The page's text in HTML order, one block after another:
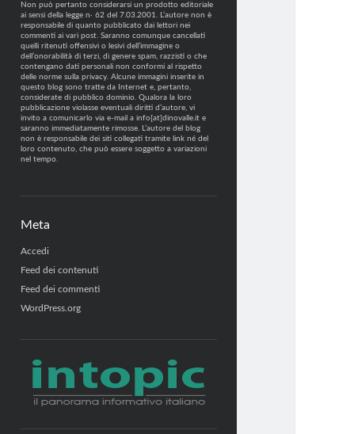
Non può pertanto considerarsi un prodotto editoriale
ai sensi della legge n· 62 del 7.03.2001. L’autore non è
responsabile di quanto pubblicato dai lettori nei
commenti ai vari post. Saranno comunque cancellati
quelli ritenuti offensivi o lesivi dell’immagine o
dell’onorabilità di terzi, di genere spam, razzisti o che
contengano dati personali non conformi al rispetto
delle norme sulla privacy. Alcune immagini inserite in
questo blog sono tratte da Internet e, pertanto,
considerate di pubblico dominio. Qualora la loro
pubblicazione violasse eventuali diritti d’autore, vi
invito a comunicarlo via e-mail a info[at]dinovalle.it e
saranno immediatamente rimosse. L’autore del blog
non è responsabile dei siti collegati tramite link né del
loro contenuto, che può essere soggetto a variazioni
nel tempo.
Meta
Accedi
Feed dei contenuti
Feed dei commenti
WordPress.org